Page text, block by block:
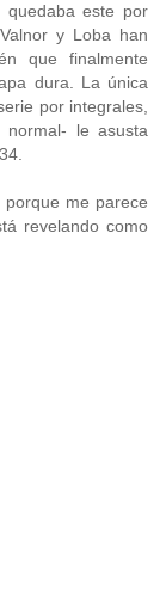
quedaba este por
y Loba han
que finalmente
dura. La única
por integrales,
le asusta
me parece
revelando como